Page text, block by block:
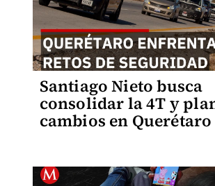
Santiago Nieto busca
consolidar la 4T y
cambios en Querétaro